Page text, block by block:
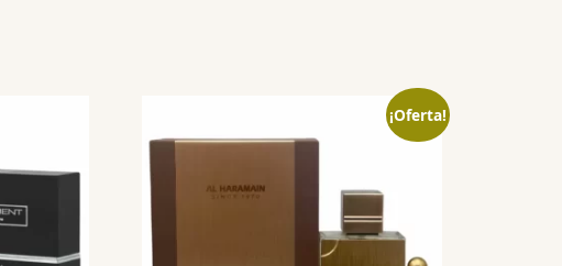
¡Oferta!